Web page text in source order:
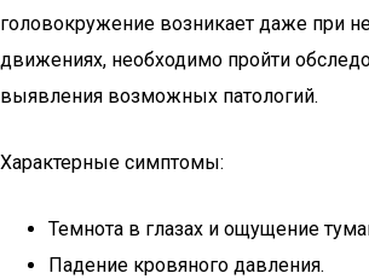
головокружение возникает даже при
движениях, необходимо пройти
выявления возможных патологий.
Характерные симптомы:
Темнота в глазах и ощущение
Падение кровяного давления.